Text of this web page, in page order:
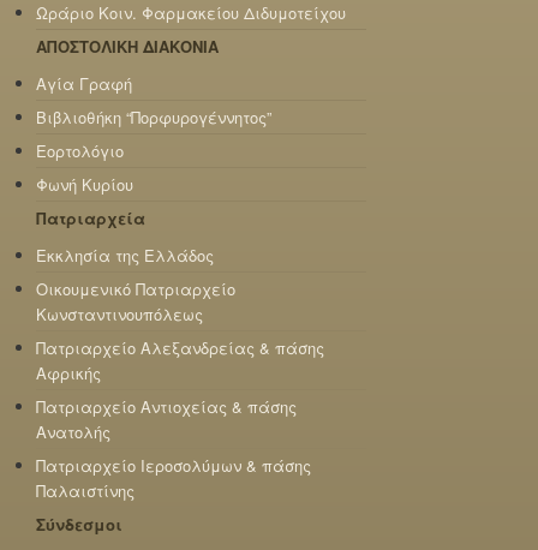
Ωράριο Κοιν. Φαρμακείου Διδυμοτείχου
ΑΠΟΣΤΟΛΙΚΗ ΔΙΑΚΟΝΙΑ
Αγία Γραφή
Βιβλιοθήκη “Πορφυρογέννητος”
Εορτολόγιο
Φωνή Κυρίου
Πατριαρχεία
Εκκλησία της Ελλάδος
Οικουμενικό Πατριαρχείο
Κωνσταντινουπόλεως
Πατριαρχείο Αλεξανδρείας & πάσης
Αφρικής
Πατριαρχείο Αντιοχείας & πάσης
Ανατολής
Πατριαρχείο Ιεροσολύμων & πάσης
Παλαιστίνης
Σύνδεσμοι